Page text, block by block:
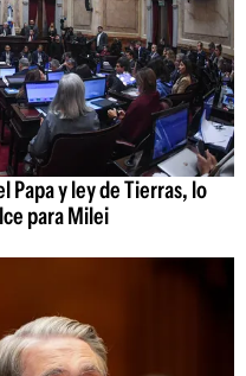
Papa y ley de Tierras, lo
para Milei